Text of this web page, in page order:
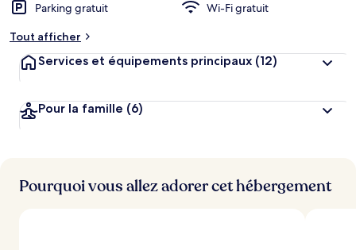
Parking gratuit
Wi-Fi gratuit
Tout afficher
Services et équipements principaux (12)
Pour la famille (6)
Pourquoi vous allez adorer cet hébergement